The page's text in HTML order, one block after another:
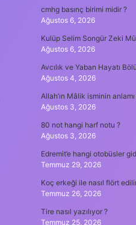
cmhg basınç birimi midir ?
Ağustos 6, 2026
Kulüp Selim Songür Zeki
Ağustos 6, 2026
Avcılık ve Yaban Hayatı
Ağustos 4, 2026
Allah’ın Mâlik isminin
Ağustos 3, 2026
80 not hangi harf notu ?
Ağustos 3, 2026
Edremit’e hangi otobüsler
Temmuz 29, 2026
Koç erkeği ile nasıl flört
Temmuz 26, 2026
Tire nasıl yazılıyor ?
Temmuz 25, 2026